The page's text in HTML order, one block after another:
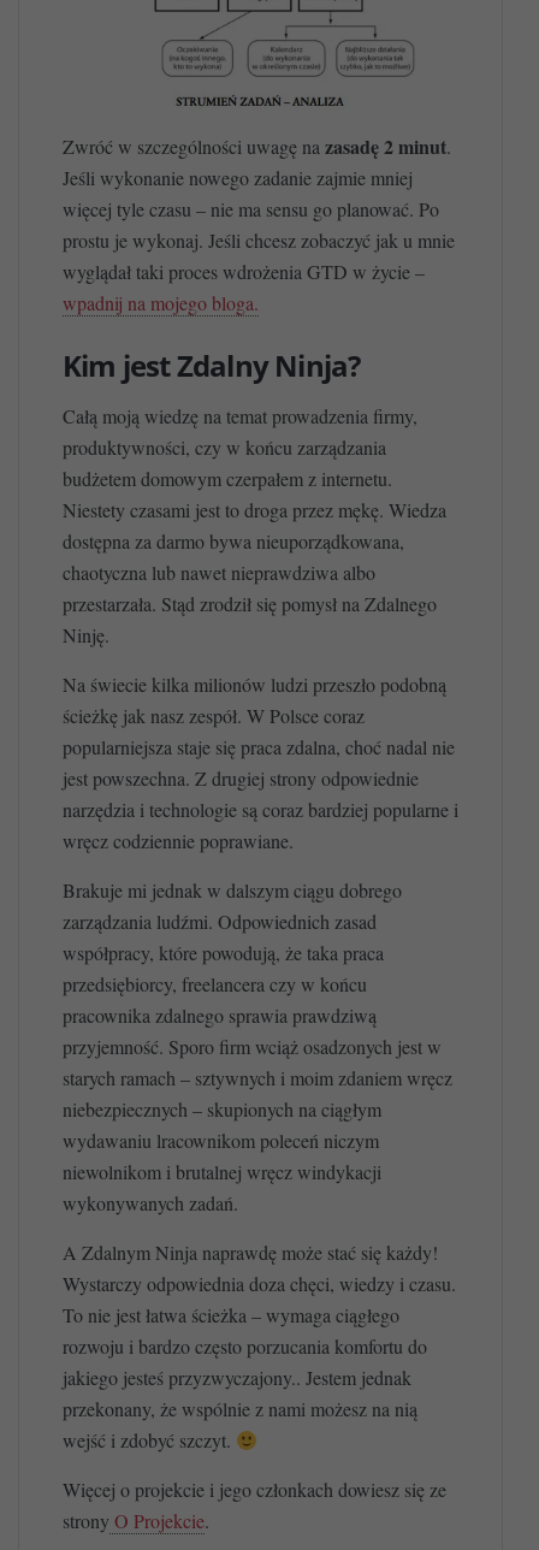
Zwróć w szczególności uwagę na zasadę 2 minut.
Jeśli wykonanie nowego zadanie zajmie mniej
więcej tyle czasu – nie ma sensu go planować. Po
prostu je wykonaj. Jeśli chcesz zobaczyć jak u mnie
wyglądał taki proces wdrożenia GTD w życie –
wpadnij na mojego bloga.
Kim jest Zdalny Ninja?
Całą moją wiedzę na temat prowadzenia firmy,
produktywności, czy w końcu zarządzania
budżetem domowym czerpałem z internetu.
Niestety czasami jest to droga przez mękę. Wiedza
dostępna za darmo bywa nieuporządkowana,
chaotyczna lub nawet nieprawdziwa albo
przestarzała. Stąd zrodził się pomysł na Zdalnego
Ninję.
Na świecie kilka milionów ludzi przeszło podobną
ścieżkę jak nasz zespół. W Polsce coraz
popularniejsza staje się praca zdalna, choć nadal nie
jest powszechna. Z drugiej strony odpowiednie
narzędzia i technologie są coraz bardziej popularne i
wręcz codziennie poprawiane.
Brakuje mi jednak w dalszym ciągu dobrego
zarządzania ludźmi. Odpowiednich zasad
współpracy, które powodują, że taka praca
przedsiębiorcy, freelancera czy w końcu
pracownika zdalnego sprawia prawdziwą
przyjemność. Sporo firm wciąż osadzonych jest w
starych ramach – sztywnych i moim zdaniem wręcz
niebezpiecznych – skupionych na ciągłym
wydawaniu lracownikom poleceń niczym
niewolnikom i brutalnej wręcz windykacji
wykonywanych zadań.
A Zdalnym Ninja naprawdę może stać się każdy!
Wystarczy odpowiednia doza chęci, wiedzy i czasu.
To nie jest łatwa ścieżka – wymaga ciągłego
rozwoju i bardzo często porzucania komfortu do
jakiego jesteś przyzwyczajony.. Jestem jednak
przekonany, że wspólnie z nami możesz na nią
wejść i zdobyć szczyt.
Więcej o projekcie i jego członkach dowiesz się ze
strony O Projekcie.